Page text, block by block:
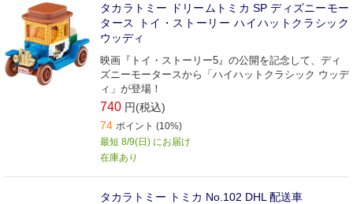
タカラトミー ドリームトミカ SP ディズニーモー
タース トイ・ストーリー ハイハットクラシック
ウッディ
映画『トイ・ストーリー5』の公開を記念して、ディ
ズニーモータースから「ハイハットクラシック ウッデ
ィ」が登場！
740 円(税込)
74 ポイント (10%)
最短 8/9(日) にお届け
在庫あり
タカラトミー トミカ No.102 DHL 配送車